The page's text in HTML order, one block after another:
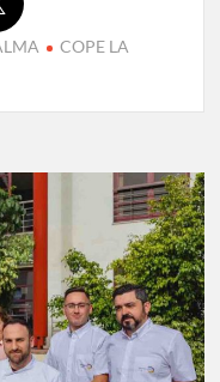
COPE LA